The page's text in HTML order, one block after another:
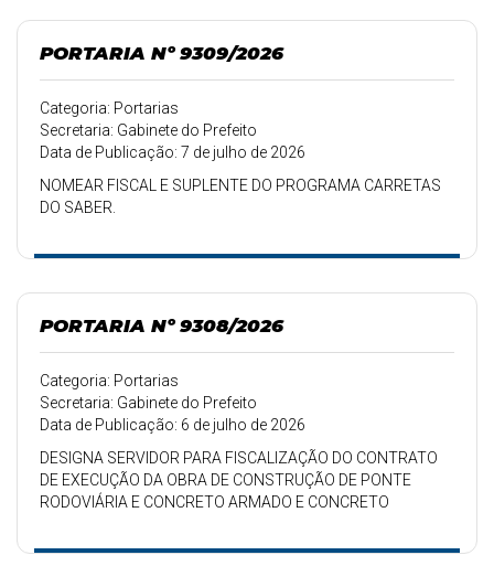
PORTARIA Nº 9309/2026
Categoria: Portarias
Secretaria: Gabinete do Prefeito
Data de Publicação: 7 de julho de 2026
NOMEAR FISCAL E SUPLENTE DO PROGRAMA CARRETAS
DO SABER.
PORTARIA Nº 9308/2026
Categoria: Portarias
Secretaria: Gabinete do Prefeito
Data de Publicação: 6 de julho de 2026
DESIGNA SERVIDOR PARA FISCALIZAÇÃO DO CONTRATO
DE EXECUÇÃO DA OBRA DE CONSTRUÇÃO DE PONTE
RODOVIÁRIA E CONCRETO ARMADO E CONCRETO